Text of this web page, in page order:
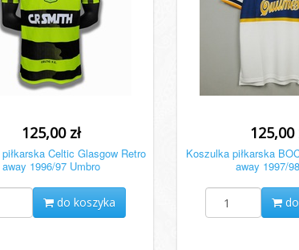
125,00 zł
Celtic Glasgow Retro
away 1996/97 Umbro
do koszyka
125,00
Koszulka piłkarska
away 1997/
do